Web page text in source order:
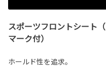
スポーツフロントシート
マーク付）
ホールド性を追求。